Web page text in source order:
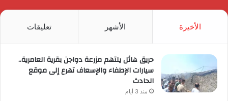
الأخيرة الأشهر تعليقات
حريق هائل يلتهم مزرعة دواجن بقرية العامرية..
سيارات الإطفاء والإسعاف تهرع إلى موقع
الحادث
منذ 3 أيام